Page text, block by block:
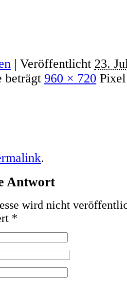
| Veröffentlicht 23.
beträgt 960 × 720 Pixel
.
Antwort
wird nicht
*